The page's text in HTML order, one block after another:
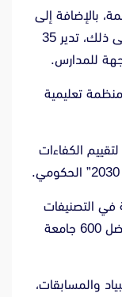
بالإضافة إلى
مراكز تعليمية ومرافق رياضية. وعلاوة على ذلك، تدير 35
للمدارس.
: تتعاون الجامعة مع 80 منظمة تعليمية
الكفاءات
في التصنيفات
الوطنية والدولية، بما في ذلك قائمة أفضل 600 جامعة
والمسابقات،